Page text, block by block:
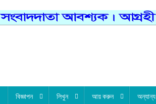
বিজ্ঞাপন লিখুন আয় করুন অন্যান্য